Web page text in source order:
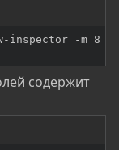
-m 8 -M
содержит